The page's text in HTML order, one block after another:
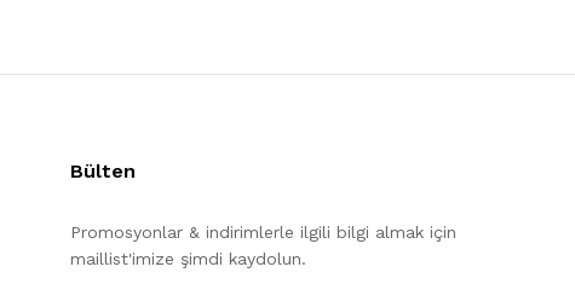
Bülten
Promosyonlar & indirimlerle ilgili bilgi almak için
maillist'imize şimdi kaydolun.